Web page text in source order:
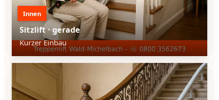
Innen
Sitzlift · gerade
Kurzer Einbau